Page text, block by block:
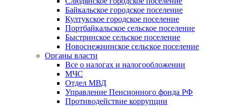
Байкальское городское поселение
Култукское городское поселение
Портбайкальское сельское поселение
Быстринское сельское поселение
Новоснежнинское сельское поселение
Органы власти
Все о налогах и налогообложении
МЧС
Отдел МВД
Управление Пенсионного фонда РФ
Противодействие коррупции